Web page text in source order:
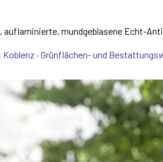
auflaminierte, mundgeblasene Echt-
· Grünflächen- und